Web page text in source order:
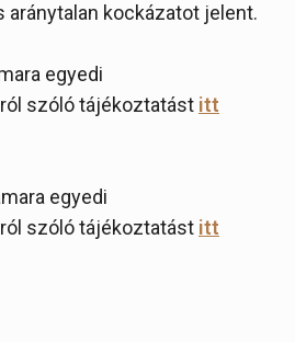
aránytalan kockázatot jelent.
egyedi
szóló tájékoztatást itt
egyedi
szóló tájékoztatást itt